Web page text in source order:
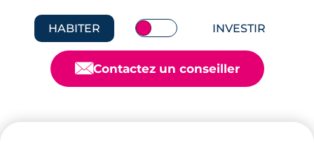
HABITER INVESTIR
📧Contactez un conseiller